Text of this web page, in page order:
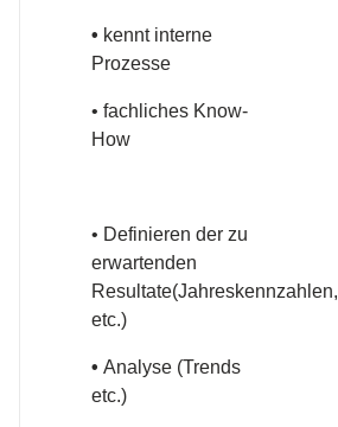
• kennt interne
Prozesse
• fachliches Know-
How
• Definieren der zu
erwartenden
Resultate(Jahreskennzahlen,
etc.)
• Analyse (Trends
etc.)